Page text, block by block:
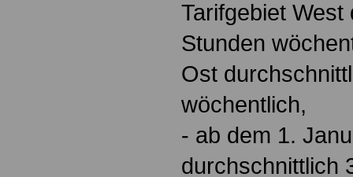
Tarifgebiet
Stunden
Ost
wöchentlich,
- ab dem 1.
durchschnittlich